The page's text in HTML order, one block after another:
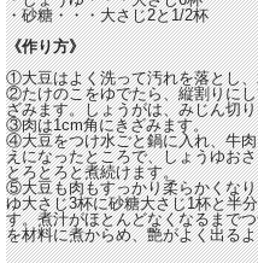
・砂糖・・・大さじ2と1/2杯
《作り方》
①大豆はよく洗って汚れを落とし
②たけのこをゆでたら、縦割りに
ざみます。しょうがは、みじん切
③肉は1cm角にきざみます。
④大豆をつけ水ごと鍋に入れ、牛
えになったところで、しょうゆお
とろとろと煮続けます。
⑤大豆も肉もすっかり柔らかくな
ゆ大さじ3杯に砂糖大さじ1杯と半
す。煮汁がほとんどなくなるまで
を材料に煮からめ、艶がよく出る